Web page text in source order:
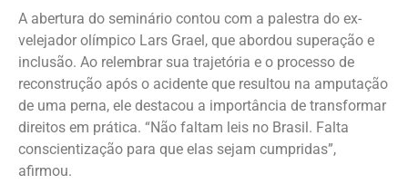
A abertura do seminário contou com a palestra do ex-
velejador olímpico Lars Grael, que abordou superação e
inclusão. Ao relembrar sua trajetória e o processo de
reconstrução após o acidente que resultou na amputação
de uma perna, ele destacou a importância de transformar
direitos em prática. “Não faltam leis no Brasil. Falta
conscientização para que elas sejam cumpridas”,
afirmou.